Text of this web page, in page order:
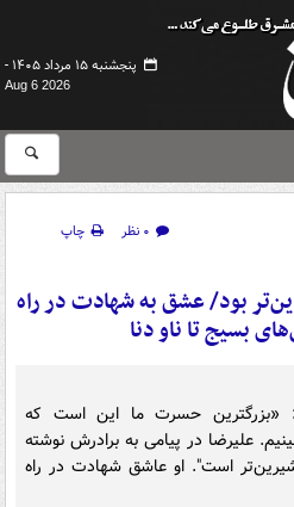
پنجشنبه ۱۵ مرداد ۱۴۰۵ -
Aug 6 2026
۰ نظر
چاپ
بود/ عشق به شهادت در راه
بسیج تا ناو دنا
«بزرگترین حسرت ما این است که
علیرضا در پیامی به برادرش نوشته
است". او عاشق شهادت در راه